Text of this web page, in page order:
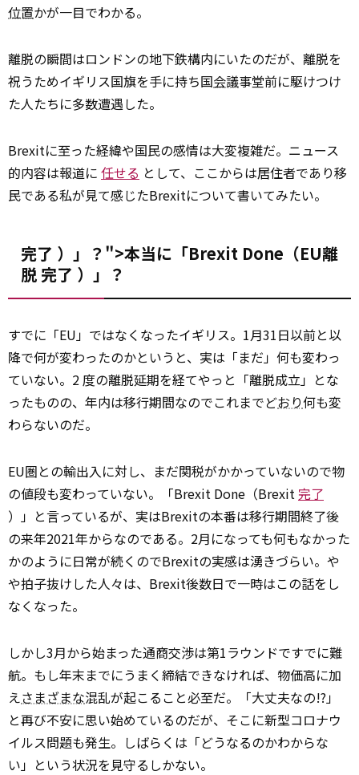
位置かが一目でわかる。
離脱の瞬間はロンドンの地下鉄構内にいたのだが、離脱を
祝うためイギリス国旗を手に持ち国会議事堂前に駆けつけ
た人たちに多数遭遇した。
Brexitに至った経緯や国民の感情は大変複雑だ。ニュース
的内容は報道に 任せる として、ここからは居住者であり移
民である私が見て感じたBrexitについて書いてみたい。
完了 ）」？">本当に「Brexit Done（EU離
脱 完了 ）」？
すでに「EU」ではなくなったイギリス。1月31日以前と以
降で何が変わったのかというと、実は「まだ」何も変わっ
ていない。2 度の離脱延期を経てやっと「離脱成立」とな
ったものの、年内は移行期間なのでこれまでどおり何も変
わらないのだ。
EU圏との輸出入に対し、まだ関税がかかっていないので物
の値段も変わっていない。「Brexit Done（Brexit 完了
）」と言っているが、実はBrexitの本番は移行期間終了後
の来年2021年からなのである。2月になっても何もなかった
かのように日常が続くのでBrexitの実感は湧きづらい。や
や拍子抜けした人々は、Brexit後数日で一時はこの話をし
なくなった。
しかし3月から始まった通商交渉は第1ラウンドですでに難
航。もし年末までにうまく締結できなければ、物価高に加
えさまざまな混乱が起こること必至だ。「大丈夫なの!?」
と再び不安に思い始めているのだが、そこに新型コロナウ
イルス問題も発生。しばらくは「どうなるのかわからな
い」という状況を見守るしかない。